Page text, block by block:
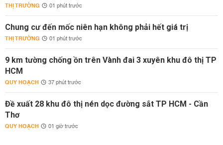
THỊ TRƯỜNG 01 phút trước
Chung cư đến mốc niên hạn không phải hết giá trị
THỊ TRƯỜNG 01 phút trước
9 km tường chống ồn trên Vành đai 3 xuyên khu đô thị TP
HCM
QUY HOẠCH 37 phút trước
Đề xuất 28 khu đô thị nén dọc đường sắt TP HCM - Cần
Thơ
QUY HOẠCH 01 giờ trước